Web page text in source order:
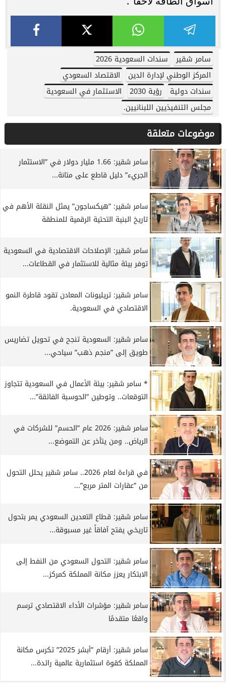
سامر شقير
سندات السعودية 2026
المركز الوطني لإدارة الدين
الاقتصاد السعودي
سندات دولية
رؤية 2030
الاستثمار في السعودية
مجلس التنفيذيين اللبنانيين.
موضوعات متعلقة
سامر شقير: 1.66 مليار دولار في ”الاستثمار
الجريء” دليل قاطع على متانة...
سامر شقير: ”هيكساجون” يمثل النقلة الأهم في
تاريخ البنية التحتية الرقمية للمنطقة
سامر شقير: الإصلاحات الاقتصادية في السعودية
توفر بيئة مثالية للاستثمار في القطاعات...
سامر شقير: تريليونات المعادن تقود قاطرة النمو
الاقتصادي في السعودية.
سامر شقير: السعودية تنجح في تحويل تضاريس
طويق إلى ”منجم ذهب” سياحي...
* سامر شقير: بيئة الأعمال في السعودية تتجاوز
التوقعات.. وتوطين ”الحوسبة الفائقة”...
سامر شقير: 2026 عام ”الحسم” للشركات في
الرياض.. ومن يتأخر عن التموضع...
في قراءة لعام 2026.. سامر شقير يحلل التحول
من ”عقارات المتر مربع”...
سامر شقير: قطاع التعدين السعودي يمر بتحول
تاريخي يفتح آفاقاً غير مسبوقة...
سامر شقير: التحول السعودي من النفط إلى
الابتكار يعزز مكانة المملكة كمركز...
سامر شقير: مؤشرات الأداء الاقتصادي ترسم
واقعًا متقدمًا
سامر شقير: أرقام ”أبشر 2025” تكرس مكانة
المملكة كقوة استثمارية عالمية رائدة...